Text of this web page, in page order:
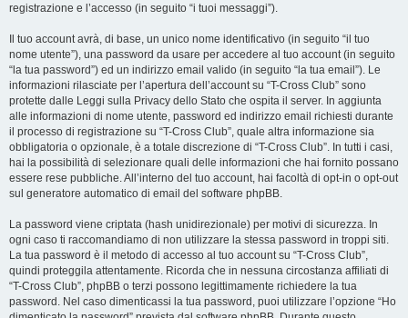
registrazione e l’accesso (in seguito “i tuoi messaggi”).
Il tuo account avrà, di base, un unico nome identificativo (in seguito “il tuo
nome utente”), una password da usare per accedere al tuo account (in seguito
“la tua password”) ed un indirizzo email valido (in seguito “la tua email”). Le
informazioni rilasciate per l’apertura dell’account su “T-Cross Club” sono
protette dalle Leggi sulla Privacy dello Stato che ospita il server. In aggiunta
alle informazioni di nome utente, password ed indirizzo email richiesti durante
il processo di registrazione su “T-Cross Club”, quale altra informazione sia
obbligatoria o opzionale, è a totale discrezione di “T-Cross Club”. In tutti i casi,
hai la possibilità di selezionare quali delle informazioni che hai fornito possano
essere rese pubbliche. All’interno del tuo account, hai facoltà di opt-in o opt-out
sul generatore automatico di email del software phpBB.
La password viene criptata (hash unidirezionale) per motivi di sicurezza. In
ogni caso ti raccomandiamo di non utilizzare la stessa password in troppi siti.
La tua password è il metodo di accesso al tuo account su “T-Cross Club”,
quindi proteggila attentamente. Ricorda che in nessuna circostanza affiliati di
“T-Cross Club”, phpBB o terzi possono legittimamente richiedere la tua
password. Nel caso dimenticassi la tua password, puoi utilizzare l’opzione “Ho